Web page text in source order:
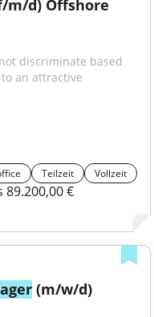
d) Offshore
discriminate based
an attractive
Teilzeit Vollzeit
89.200,00 €
(m/w/d)